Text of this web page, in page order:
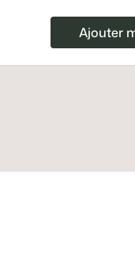
Ajouter